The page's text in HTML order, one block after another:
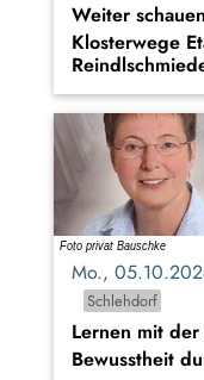
Weiter
Klosterwege
Mo.,
Schlehdorf
Lernen mit
Bewusstheit